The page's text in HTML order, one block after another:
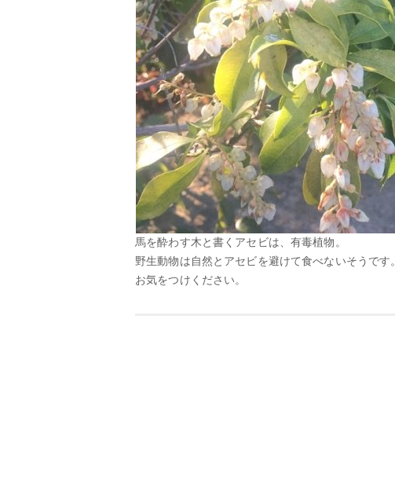
馬を酔わす木と書くアセビは、有毒植物。
野生動物は自然とアセビを避けて食べないそうです。
お気をつけください。